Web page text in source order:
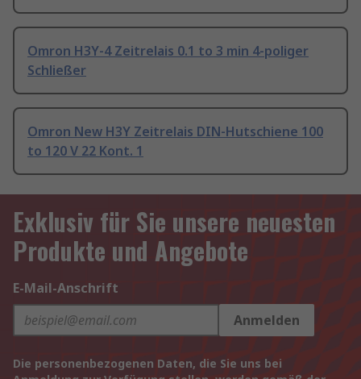
Omron H3Y-4 Zeitrelais 0.1 to 3 min 4-poliger
Schließer
Omron New H3Y Zeitrelais DIN-Hutschiene 100
to 120 V 22 Kont. 1
Exklusiv für Sie unsere neuesten
Produkte und Angebote
E-Mail-Anschrift
Anmelden
Die personenbezogenen Daten, die Sie uns bei